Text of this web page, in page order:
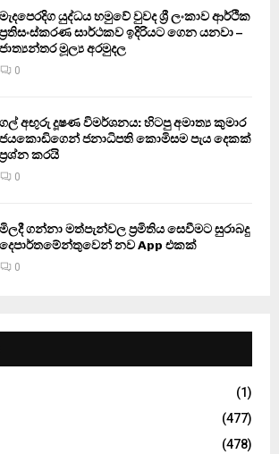
මැදපෙරදිග යුද්ධය හමුවේ වුවද ශ්‍රී ලංකාව ආර්ථික
ප්‍රතිසංස්කරණ සාර්ථකව ඉදිරියට ගෙන යනවා –
ජාත්‍යන්තර මූල්‍ය අරමුදල
0
ගල් අඟුරු දූෂණ විමර්ශනය: හිටපු අමාත්‍ය කුමාර
ජයකොඩිගෙන් ජනාධිපති කොමිසම පැය දෙකක්
ප්‍රශ්න කරයි
0
මිලදී ගන්නා මත්පැන්වල ප්‍රමිතිය සෙවීමට සුරාබදු
දෙපාර්තමේන්තුවෙන් නව App එකක්
0
(1)
(477)
(478)